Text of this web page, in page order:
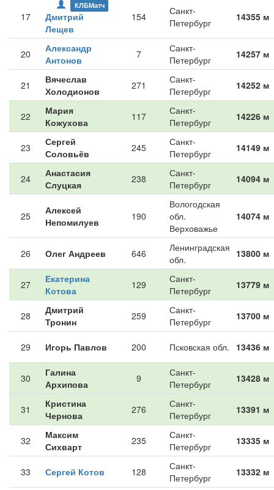
17
КЛБМатч
Дмитрий
Лещев
154
Санкт-
Петербург
14355 м
20
Александр
Антонов
7
Санкт-
Петербург
14257 м
21
Вячеслав
Холодионов
271
Санкт-
Петербург
14252 м
22
Мария
Кожухова
117
Санкт-
Петербург
14226 м
23
Сергей
Соловьёв
245
Санкт-
Петербург
14149 м
24
Анастасия
Слуцкая
238
Санкт-
Петербург
14094 м
25
Алексей
Непомилуев
190
Вологодская
обл.
Верховажье
14074 м
26 Олег Андреев 646
Ленинградская
обл.
13800 м
27
Екатерина
Котова
129
Санкт-
Петербург
13779 м
28
Дмитрий
Тронин
259
Санкт-
Петербург
13700 м
29 Игорь Павлов 200 Псковская обл. 13436 м
30
Галина
Архипова
9
Санкт-
Петербург
13428 м
31
Кристина
Чернова
276
Санкт-
Петербург
13391 м
32
Максим
Сихварт
235
Санкт-
Петербург
13335 м
33 Сергей Котов 128
Санкт-
Петербург
13332 м